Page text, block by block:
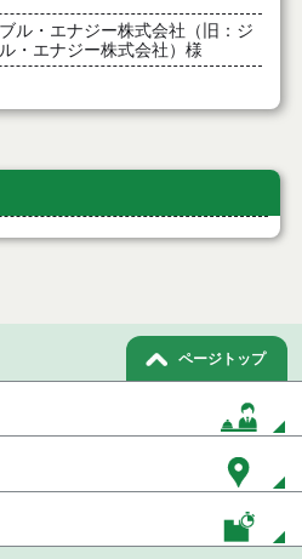
ル・エナジー株式会社（旧：ジ
・エナジー株式会社）様
ページトップ